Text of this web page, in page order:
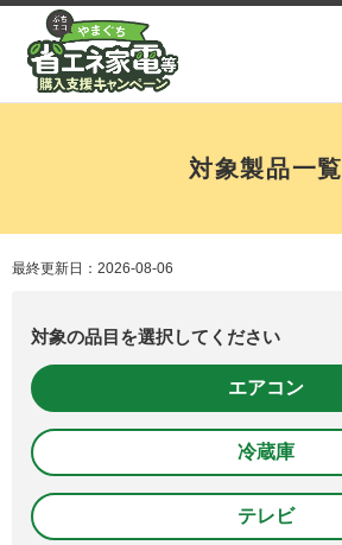
対象製品一覧
最終更新日：2026-08-06
対象の品目を選択してください
エアコン
冷蔵庫
テレビ